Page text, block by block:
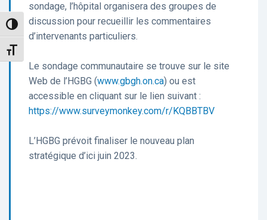
Toggle High Contrast
Toggle Font size
sondage, l’hôpital organisera des groupes de
discussion pour recueillir les commentaires
d’intervenants particuliers.
Le sondage communautaire se trouve sur le site
Web de l’HGBG (www.gbgh.on.ca) ou est
accessible en cliquant sur le lien suivant :
https://www.surveymonkey.com/r/KQBBTBV
L’HGBG prévoit finaliser le nouveau plan
stratégique d’ici juin 2023.